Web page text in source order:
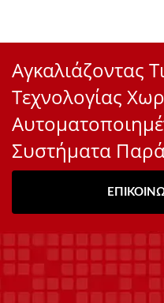
Αγκαλιάζοντας
Τεχνολογίας
Συστήματα